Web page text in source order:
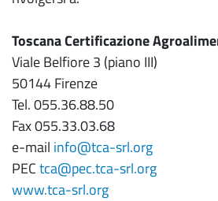
Toscana Certificazione
Viale Belfiore 3 (piano III)
50144 Firenze
Tel. 055.36.88.50
Fax 055.33.03.68
e-mail info@tca-srl.org
PECtca@pec.tca-srl.org
www.tca-srl.org